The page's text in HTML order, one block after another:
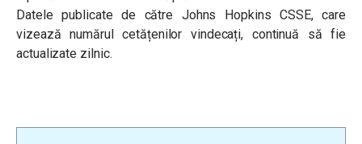
Datele publicate de către Johns Hopkins CSSE, care
vizează numărul cetățenilor vindecați, continuă să fie
actualizate zilnic.